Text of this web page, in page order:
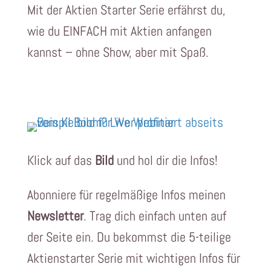
Mit der Aktien Starter Serie erfährst du,
wie du EINFACH mit Aktien anfangen
kannst – ohne Show, aber mit Spaß.
Klick auf das Bildund hol dir die Infos!
Abonniere für regelmäßige Infos meinen
Newsletter. Trag dich einfach unten auf
der Seite ein. Du bekommst die 5-teilige
Aktienstarter Serie mit wichtigen Infos für